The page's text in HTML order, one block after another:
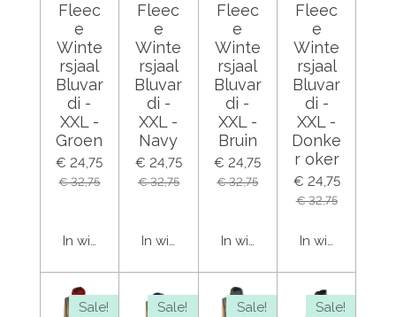
Fleec
e
Winte
rsjaal
Bluvar
di -
XXL -
Groen
€ 24,75
€ 32,75
In winkelwagen
Fleec
e
Winte
rsjaal
Bluvar
di -
XXL -
Navy
€ 24,75
€ 32,75
In winkelwagen
Fleec
e
Winte
rsjaal
Bluvar
di -
XXL -
Bruin
€ 24,75
€ 32,75
In winkelwagen
Fleec
e
Winte
rsjaal
Bluvar
di -
XXL -
Donke
r oker
€ 24,75
€ 32,75
In
Sale! Sale! Sale! Sale!